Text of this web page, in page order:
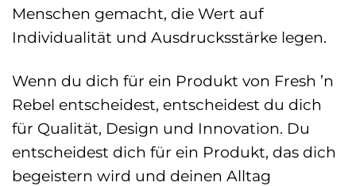
Menschen gemacht, die Wert auf
Individualität und Ausdrucksstärke legen.
Wenn du dich für ein Produkt von Fresh ’n
Rebel entscheidest, entscheidest du dich
für Qualität, Design und Innovation. Du
entscheidest dich für ein Produkt, das dich
begeistern wird und deinen Alltag